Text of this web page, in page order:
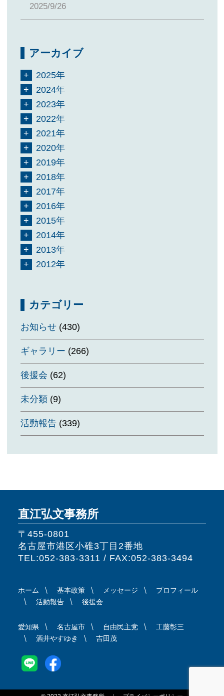
2025/9/26
アーカイブ
2025年
2024年
2023年
2022年
2021年
2020年
2019年
2018年
2017年
2016年
2015年
2014年
2013年
2012年
カテゴリー
お知らせ(430)
ギャラリー (266)
後援会 (62)
未分類(9)
活動報告(339)
直江弘文事務所
〒455-0801
名古屋市港区小碓3丁目2番地
TEL:052-383-3311 / FAX:052-383-3494
ホーム 基本政策 メッセージ
プロフィール
活動報告
後援会
愛知県 名古屋市 自由民主党
工藤彰三
酒井やすゆき
吉田茂